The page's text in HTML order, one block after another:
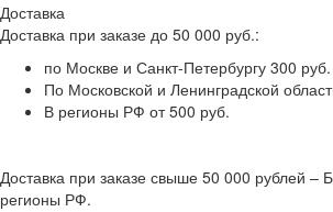
Доставка
Доставка при заказе до 50 000 руб.:
по Москве и Санкт-Петербургу 300 руб.
По Московской и Ленинградской
В регионы РФ от 500 руб.
Доставка при заказе свыше 50 000 рублей
регионы РФ.